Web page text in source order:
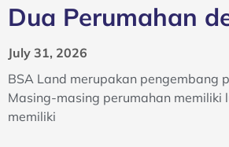
Dua Perumahan
July 31, 2026
BSA Land merupakan pengembang
Masing-masing perumahan memiliki
memiliki